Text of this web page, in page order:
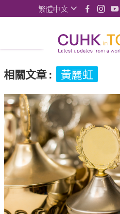
繁體中文
相關文章: 黃麗虹